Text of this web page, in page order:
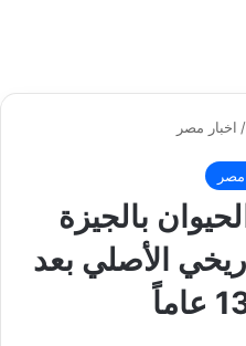
/ اخبار مصر
مصر
بالجيزة
الأصلي بعد